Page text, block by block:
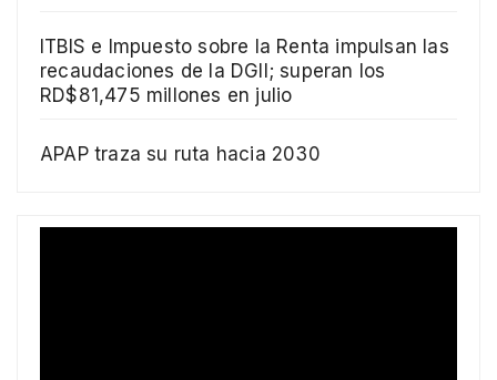
ITBIS e Impuesto sobre la Renta impulsan las
recaudaciones de la DGII; superan los
RD$81,475 millones en julio
APAP traza su ruta hacia 2030